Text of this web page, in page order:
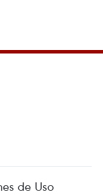
de Uso